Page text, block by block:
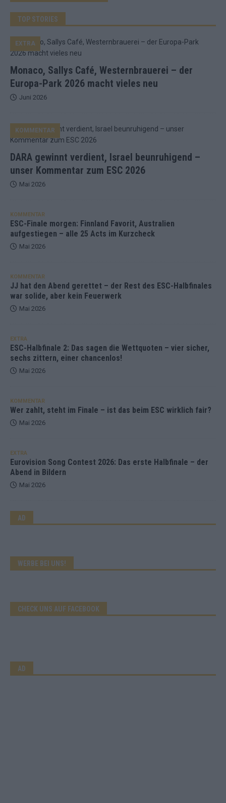
TOP STORIES
Monaco, Sallys Café, Westernbrauerei – der
Europa-Park 2026 macht vieles neu
EXTRA
Juni 2026
DARA gewinnt verdient, Israel beunruhigend –
unser Kommentar zum ESC 2026
KOMMENTAR
Mai 2026
KOMMENTAR
ESC-Finale morgen: Finnland Favorit, Australien
aufgestiegen – alle 25 Acts im Kurzcheck
Mai 2026
KOMMENTAR
JJ hat den Abend gerettet – der Rest des ESC-Halbfinales
war solide, aber kein Feuerwerk
Mai 2026
EXTRA
ESC-Halbfinale 2: Das sagen die Wettquoten – vier sicher,
sechs zittern, einer chancenlos!
Mai 2026
KOMMENTAR
Wer zahlt, steht im Finale – ist das beim ESC wirklich fair?
Mai 2026
EXTRA
Eurovision Song Contest 2026: Das erste Halbfinale – der
Abend in Bildern
Mai 2026
AD
WERBE BEI UNS!
CHECK UNS AUF FACEBOOK
AD